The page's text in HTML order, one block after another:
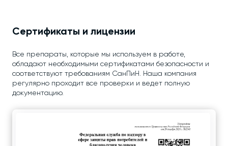
Сертификаты и лицензии
Все препараты, которые мы используем в работе,
обладают необходимыми сертификатами безопасности и
соответствуют требованиям СанПиН. Наша компания
регулярно проходит все проверки и ведет полную
документацию.